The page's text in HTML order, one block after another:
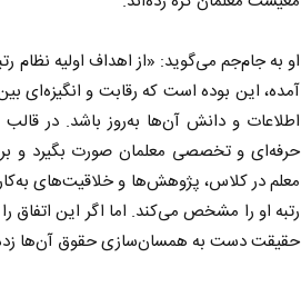
او به جام‌جم می‌گوید: «از اهداف اولیه نظام
آمده، این بوده است که رقابت و انگیزه‌ای
اطلاعات و دانش آن‌ها به‌روز باشد. در
حرفه‌ای و تخصصی معلمان صورت بگیرد و
معلم در کلاس، پژوهش‌ها و خلاقیت‌های
رتبه او را مشخص می‌کند. اما اگر این اتفاق
حقیقت دست به همسان‌سازی حقوق آن‌ها